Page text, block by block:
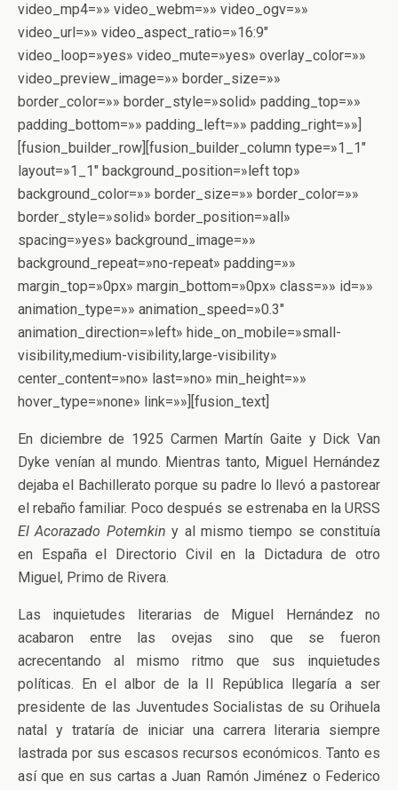
video_mp4=»» video_webm=»» video_ogv=»»
video_url=»» video_aspect_ratio=»16:9″
video_loop=»yes» video_mute=»yes» overlay_color=»»
video_preview_image=»» border_size=»»
border_color=»» border_style=»solid» padding_top=»»
padding_bottom=»» padding_left=»» padding_right=»»]
[fusion_builder_row][fusion_builder_column type=»1_1″
layout=»1_1″ background_position=»left top»
background_color=»» border_size=»» border_color=»»
border_style=»solid» border_position=»all»
spacing=»yes» background_image=»»
background_repeat=»no-repeat» padding=»»
margin_top=»0px» margin_bottom=»0px» class=»» id=»»
animation_type=»» animation_speed=»0.3″
animation_direction=»left» hide_on_mobile=»small-
visibility,medium-visibility,large-visibility»
center_content=»no» last=»no» min_height=»»
hover_type=»none» link=»»][fusion_text]
En diciembre de 1925 Carmen Martín Gaite y Dick Van
Dyke venían al mundo. Mientras tanto, Miguel Hernández
dejaba el Bachillerato porque su padre lo llevó a pastorear
el rebaño familiar. Poco después se estrenaba en la URSS
El Acorazado Potemkin y al mismo tiempo se constituía
en España el Directorio Civil en la Dictadura de otro
Miguel, Primo de Rivera.
Las inquietudes literarias de Miguel Hernández no
acabaron entre las ovejas sino que se fueron
acrecentando al mismo ritmo que sus inquietudes
políticas. En el albor de la II República llegaría a ser
presidente de las Juventudes Socialistas de su Orihuela
natal y trataría de iniciar una carrera literaria siempre
lastrada por sus escasos recursos económicos. Tanto es
así que en sus cartas a Juan Ramón Jiménez o Federico